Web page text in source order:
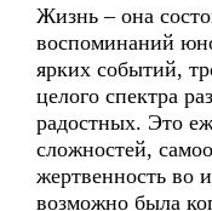
Жизнь – она
воспоминаний
ярких событий,
целого спектра
радостных. Это
сложностей,
жертвенность во
возможно была